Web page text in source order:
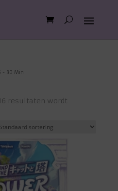
- 30 Min
resultaten wordt